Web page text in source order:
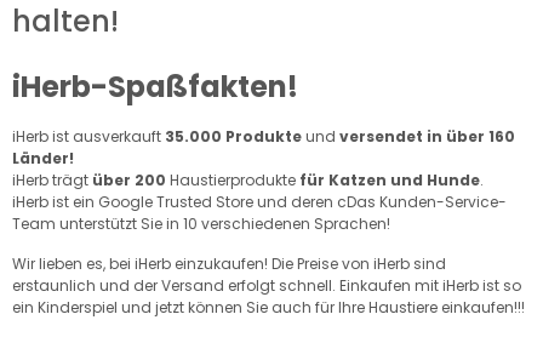
halten!
iHerb-Spaßfakten!
iHerb ist ausverkauft 35.000 Produkteund versendet in über 160
Länder!
iHerb trägt über 200 Haustierprodukte für Katzen und Hunde.
iHerb ist ein Google Trusted Store und deren cDas Kunden-Service-
Team unterstützt Sie in 10 verschiedenen Sprachen!
Wir lieben es, bei iHerb einzukaufen! Die Preise von iHerb sind
erstaunlich und der Versand erfolgt schnell. Einkaufen mit iHerb ist so
ein Kinderspiel und jetzt können Sie auch für Ihre Haustiere einkaufen!!!